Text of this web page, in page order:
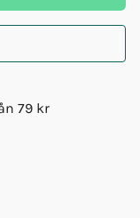
79 kr